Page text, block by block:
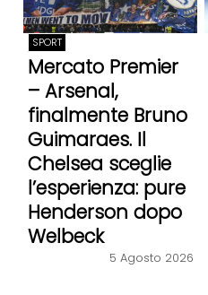
SPORT
Mercato Premier
– Arsenal,
finalmente Bruno
Guimaraes. Il
Chelsea sceglie
l’esperienza: pure
Henderson dopo
Welbeck
5 Agosto 2026